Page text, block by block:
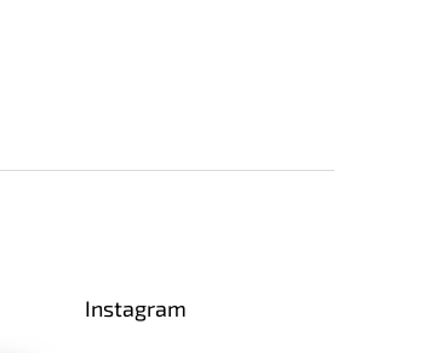
Instagram